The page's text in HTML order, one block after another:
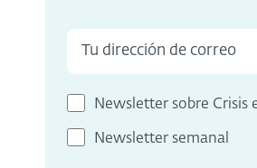
Newsletter sobre Crisis
Newsletter semanal